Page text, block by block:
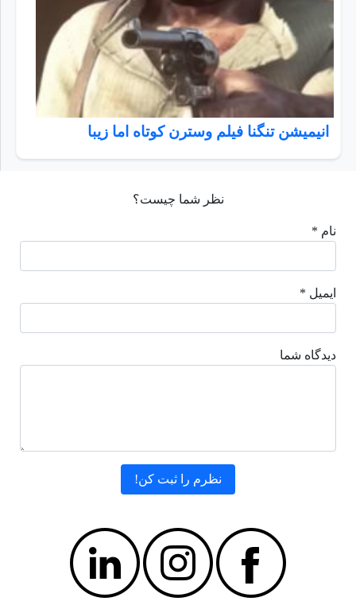
انیمیشن تنگنا فیلم وسترن کوتاه اما زیبا
نظر شما چیست؟
نام *
ایمیل *
دیدگاه شما